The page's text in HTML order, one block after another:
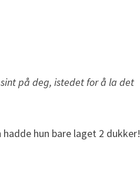
på deg, istedet for å la det
hun bare laget 2 dukker!